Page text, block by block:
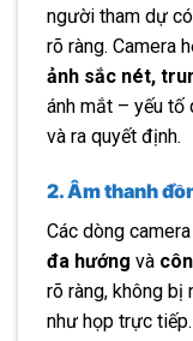
người tham dự
rõ ràng. Camera
ảnh sắc nét,
ánh mắt – yếu tố
và ra quyết định.
2. Âm thanh
Các dòng
đa hướng và
rõ ràng, không bị
như họp trực tiếp.